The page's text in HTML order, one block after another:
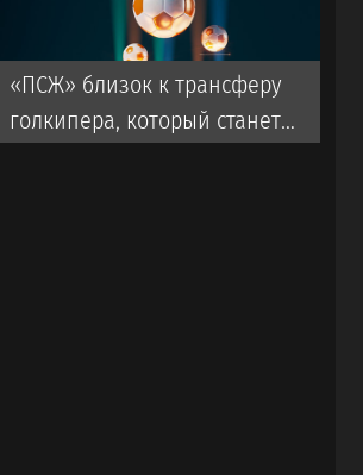
«ПСЖ» близок к трансферу
голкипера, который станет